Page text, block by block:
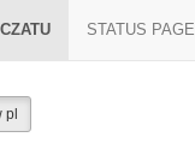
STATUS PAGE
pl